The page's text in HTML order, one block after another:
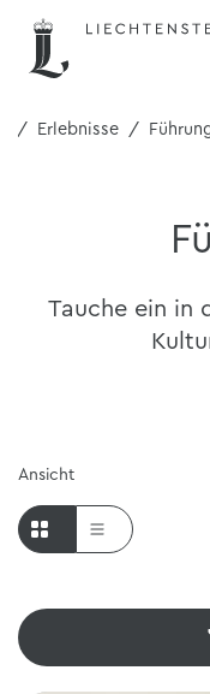
Erlebnisse
Tauche ein in
Ansicht